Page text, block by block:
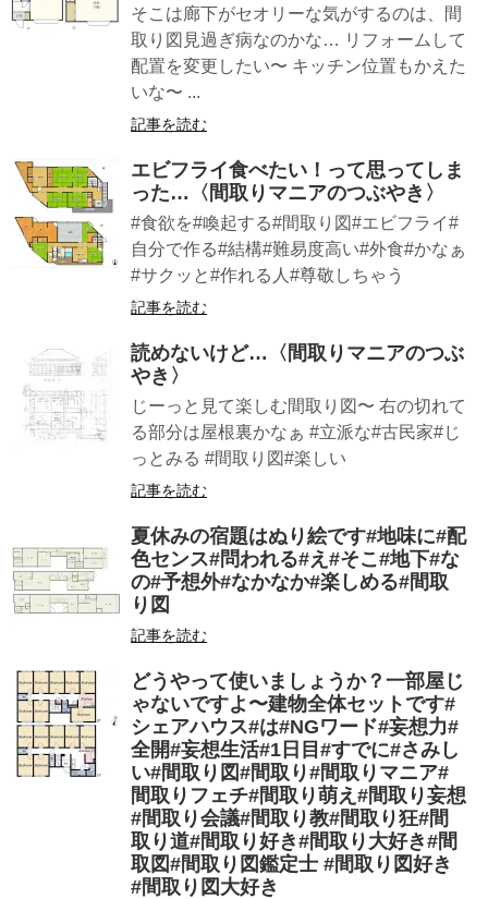
そこは廊下がセオリーな気がするのは、間
取り図見過ぎ病なのかな… リフォームして
配置を変更したい〜 キッチン位置もかえた
いな〜 ...
記事を読む
エビフライ食べたい！って思ってしま
った…〈間取りマニアのつぶやき〉
#食欲を#喚起する#間取り図#エビフライ#
自分で作る#結構#難易度高い#外食#かなぁ
#サクッと#作れる人#尊敬しちゃう
記事を読む
読めないけど…〈間取りマニアのつぶ
やき〉
じーっと見て楽しむ間取り図〜 右の切れて
る部分は屋根裏かなぁ #立派な#古民家#じ
っとみる #間取り図#楽しい
記事を読む
夏休みの宿題はぬり絵です#地味に#配
色センス#問われる#え#そこ#地下#な
の#予想外#なかなか#楽しめる#間取
り図
記事を読む
どうやって使いましょうか？一部屋じ
ゃないですよ〜建物全体セットです#
シェアハウス#は#NGワード#妄想力#
全開#妄想生活#1日目#すでに#さみし
い#間取り図#間取り#間取りマニア#
間取りフェチ#間取り萌え#間取り妄想
#間取り会議#間取り教#間取り狂#間
取り道#間取り好き#間取り大好き#間
取図#間取り図鑑定士 #間取り図好き
#間取り図大好き